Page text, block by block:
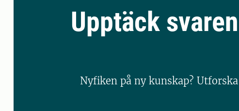
Upptäck
Nyfiken på ny kunskap?